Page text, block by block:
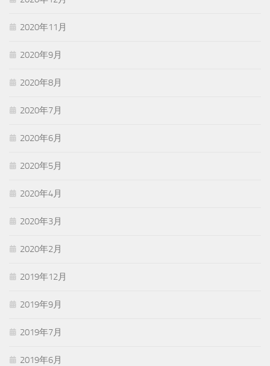
2020年11月
2020年9月
2020年8月
2020年7月
2020年6月
2020年5月
2020年4月
2020年3月
2020年2月
2019年12月
2019年9月
2019年7月
2019年6月